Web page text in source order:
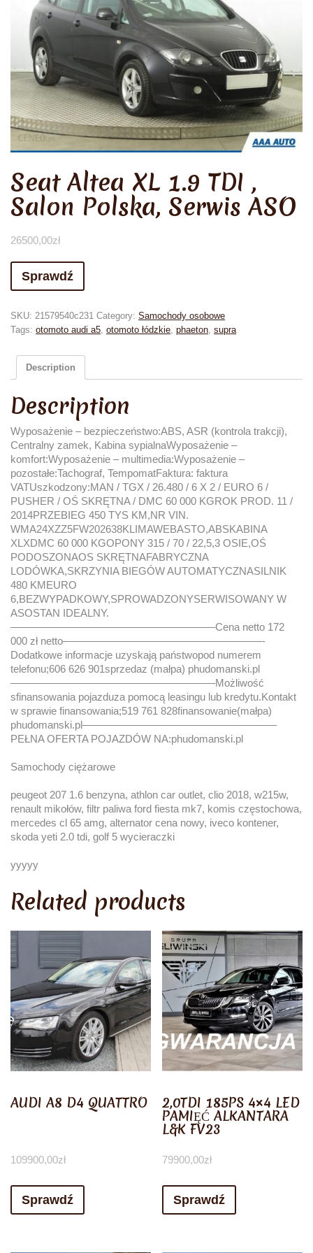
Seat Altea XL 1.9 TDI ,
Salon Polska, Serwis ASO
26500,00zł
Sprawdź
SKU: 21579540c231 Category: Samochody osobowe
Tags: otomoto audi a5, otomoto łódzkie, phaeton, supra
Description
Description
Wyposażenie – bezpieczeństwo:ABS, ASR (kontrola trakcji),
Centralny zamek, Kabina sypialnaWyposażenie –
komfort:Wyposażenie – multimedia:Wyposażenie –
pozostałe:Tachograf, TempomatFaktura: faktura
VATUszkodzony:MAN / TGX / 26.480 / 6 X 2 / EURO 6 /
PUSHER / OŚ SKRĘTNA / DMC 60 000 KGROK PROD. 11 /
2014PRZEBIEG 450 TYS KM,NR VIN.
WMA24XZZ5FW202638KLIMAWEBASTO,ABSKABINA
XLXDMC 60 000 KGOPONY 315 / 70 / 22,5,3 OSIE,OŚ
PODOSZONAOS SKRĘTNAFABRYCZNA
LODÓWKA,SKRZYNIA BIEGÓW AUTOMATYCZNASILNIK
480 KMEURO
6,BEZWYPADKOWY,SPROWADZONYSERWISOWANY W
ASOSTAN IDEALNY.
———————————————————–Cena netto 172
000 zł netto———————————————————-
Dodatkowe informacje uzyskają państwopod numerem
telefonu;606 626 901sprzedaz (małpa) phudomanski.pl
———————————————————–Możliwość
sfinansowania pojazduza pomocą leasingu lub kredytu.Kontakt
w sprawie finansowania;519 761 828finansowanie(małpa)
phudomanski.pl——————————————————–
PEŁNA OFERTA POJAZDÓW NA:phudomanski.pl
Samochody ciężarowe
peugeot 207 1.6 benzyna, athlon car outlet, clio 2018, w215w,
renault mikołów, filtr paliwa ford fiesta mk7, komis częstochowa,
mercedes cl 65 amg, alternator cena nowy, iveco kontener,
skoda yeti 2.0 tdi, golf 5 wycieraczki
yyyyy
Related products
AUDI A8 D4 QUATTRO
109900,00zł
Sprawdź
2,0TDI 185PS 4×4 LED
PAMIĘĆ ALKANTARA
L&K FV23
79900,00zł
Sprawdź